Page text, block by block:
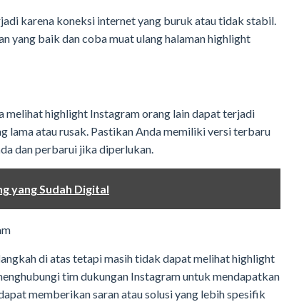
karena koneksi internet yang buruk atau tidak stabil.
yang baik dan coba muat ulang halaman highlight
melihat highlight Instagram orang lain dapat terjadi
lama atau rusak. Pastikan Anda memiliki versi terbaru
dan perbarui jika diperlukan.
yang Sudah Digital
di atas tetapi masih tidak dapat melihat highlight
tim dukungan Instagram untuk mendapatkan
memberikan saran atau solusi yang lebih spesifik